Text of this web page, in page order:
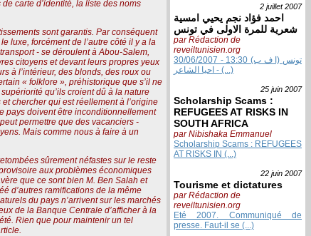
2 juillet2007
احمد فؤاد نجم يحيي امسية
شعرية للمرة الاولى في تونس
par Rédaction de
reveiltunisien.org
30/06/2007 - 13:30 تونس (ا ف ب)
- احيا الشاعر (...)
25 juin 2007
Scholarship Scams :
REFUGEES AT RISKS IN
SOUTH AFRICA
par Nibishaka Emmanuel
Scholarship Scams : REFUGEES
AT RISKS IN (...)
22 juin 2007
Tourisme et dictatures
par Rédaction de
reveiltunisien.org
Eté 2007. Communiqué de
presse. Faut-il se (...)
carte d’identité, la liste des noms
sont garantis. Par conséquent
luxe, forcément de l’autre côté il y a la
- se déroulent à Abou-Salem,
citoyens et devant leurs propres yeux
à l’intérieur, des blonds, des roux ou
« folklore », préhistorique que s’il ne
qu’ils croient dû à la nature
chercher qui est réellement à l’origine
pays doivent être inconditionnellement
permettre que des vacanciers -
Mais comme nous à faire à un
sûrement néfastes sur le reste
aux problèmes économiques
que ce sont bien M. Ben Salah et
d’autres ramifications de la même
du pays n’arrivent sur les marchés
de la Banque Centrale d’afficher à la
Rien que pour maintenir un tel